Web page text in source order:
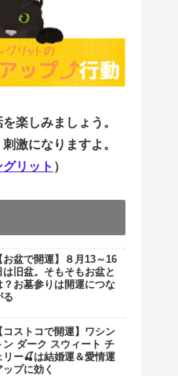
楽しみましょう。
激になりますよ。
リット ）
お盆で開運】８月13～16
は旧盆。そもそもお盆と
？お墓参りは開運につな
る
コストコで開運】ワシン
ン ダーク スウィート チ
リー🍒は結婚運＆愛情運
ップに効く